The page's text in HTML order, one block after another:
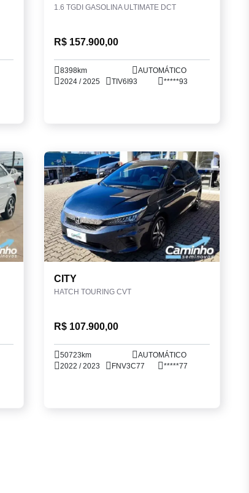
1.6 TGDI GASOLINA ULTIMATE DCT
R$ 157.900,00
8398km
AUTOMÁTICO
2024 / 2025
TIV6I93 *****93
CITY
HATCH TOURING CVT
R$ 107.900,00
50723km
AUTOMÁTICO
2022 / 2023
FNV3C77 *****77